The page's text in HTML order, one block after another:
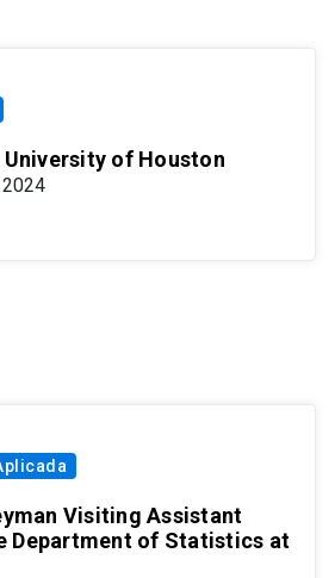
University of Houston
Visiting Assistant
Department of Statistics at